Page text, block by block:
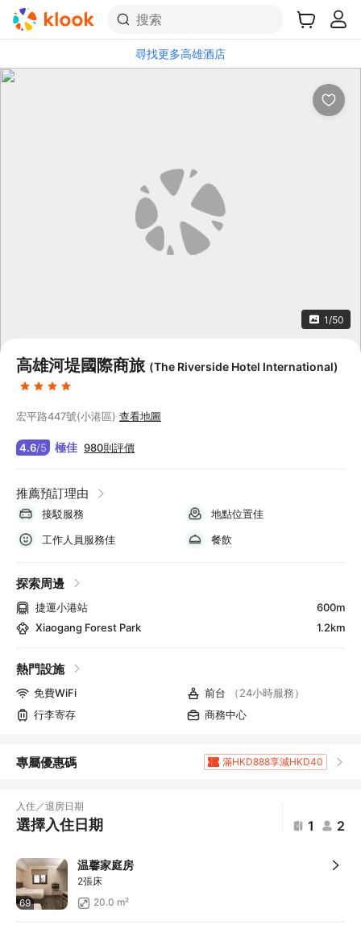
搜索
尋找更多高雄酒店
1/50
高雄河堤國際商旅 (The Riverside Hotel International)
宏平路447號(小港區) 查看地圖
4.6/5 極佳 980則評價
推薦預訂理由
接駁服務
地點位置佳
工作人員服務佳
餐飲
探索周邊
捷運小港站
600m
Xiaogang Forest Park
1.2km
熱門設施
免費WiFi 前台
（24小時服務）
行李寄存
商務中心
專屬優惠碼
滿HKD888享減HKD40
滿HKD800享減HKD50
入住／退房日期
選擇入住日期 1 2
69
温馨家庭房
2張床
20.0 m²